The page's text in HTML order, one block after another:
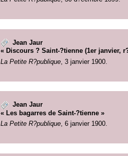
Jean Jaur
« Discours ? Saint-?tienne (1er janvier,
La Petite R?publique, 3 janvier 1900.
Jean Jaur
« Les bagarres de Saint-?tienne »
La Petite R?publique, 6 janvier 1900.